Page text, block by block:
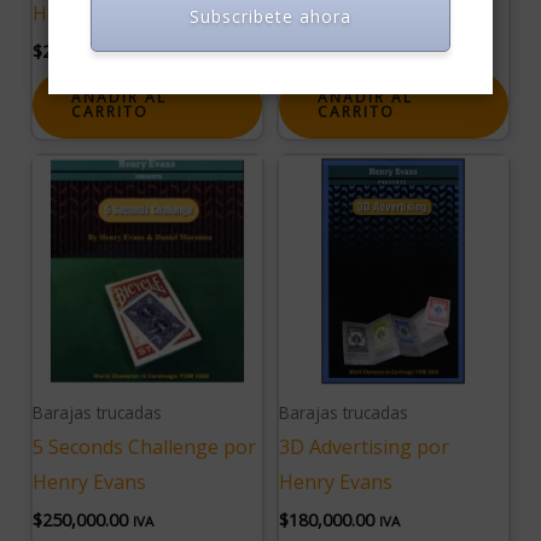
Henry Evans
$220,000.00 IVA
AÑADIR AL
CARRITO
Evans
$220,000.00 IVA
AÑADIR AL
CARRITO
Barajas trucadas
5 Seconds Challenge por
Henry Evans
$250,000.00 IVA
Barajas trucadas
3D Advertising por
Henry Evans
$180,000.00 IVA
Subscribete ahora